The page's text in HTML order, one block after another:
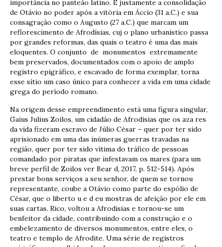
importância no panteão latino. É justamente a consolidação
de Otávio no poder após a vitória em Áccio (31 a.C.) e sua
consagração como o Augusto (27 a.C.) que marcam um
reflorescimento de Afrodísias, cuj o plano urbanístico passa
por grandes reformas, das quais o teatro é uma das mais
eloquentes. O conjunto de monumentos extremamente
bem preservados, documentados com o apoio de amplo
registro epigráfico, e escavado de forma exemplar, torna
esse sítio um caso único para conhecer a vida em uma cidade
grega do período romano.
Na origem desse empreendimento está uma figura singular,
Gaius Julius Zoilos, um cidadão de Afrodísias que os aza res
da vida fizeram escravo de Júlio César – quer por ter sido
aprisionado em uma das inúmeras guerras travadas na
região, quer por ter sido vítima do tráfico de pessoas
comandado por piratas que infestavam os mares (para um
breve perfil de Zoilos ver Bear d, 2017, p. 512-514). Após
prestar bons serviços a seu senhor, de quem se tornou
representante, coube a Otávio como parte do espólio de
César, que o liberto u e d eu mostras de afeição por ele em
suas cartas. Rico, voltou a Afrodisias e tornou-se um
benfeitor da cidade, contribuindo com a construção e o
embelezamento de diversos monumentos, entre eles, o
teatro e templo de Afrodite. Uma série de registros